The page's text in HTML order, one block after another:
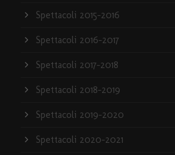
Spettacoli 2015-2016
Spettacoli 2016-2017
Spettacoli 2017-2018
Spettacoli 2018-2019
Spettacoli 2019-2020
Spettacoli 2020-2021